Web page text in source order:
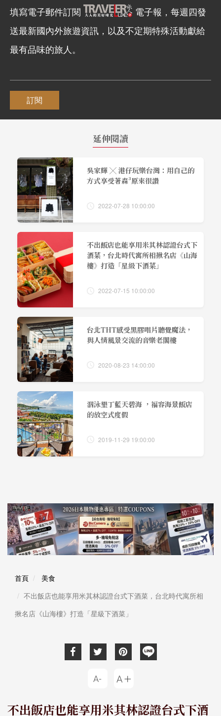
填寫電子郵件訂閱
電子報，每週四發
送最新國內外旅遊資訊，以及不定期特殊活動獻給
最有品味的旅人。
訂閱
延伸閱讀
吳家輝 ╳ 港仔玩樂台灣：用自己的
方式享受著森³原來很讚
2022-07-28 10:00:00
不出飯店也能享用米其林認證台式下
酒菜，台北時代寓所相揪名店《山海
樓》打造「星級下酒菜」
2022-07-15 10:00:00
台北THT感受黑膠唱片聽覺魔法，
與人情風景交流的音樂老閣樓
2020-08-23 14:00:00
泅泳墾丁藍天碧海 ，福容海景飯店
的放空式度假
2019-11-29 19:00:00
首頁
美食
不出飯店也能享用米其林認證台式下酒菜，台北時代寓所相
揪名店《山海樓》打造「星級下酒菜」
不出飯店也能享用米其林認證台式下酒